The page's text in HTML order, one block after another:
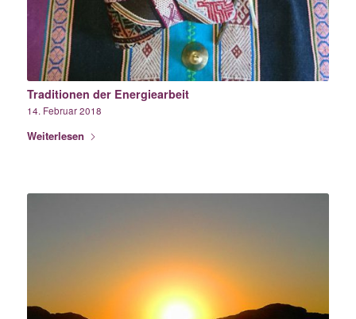
Traditionen der Energiearbeit
14. Februar 2018
Weiterlesen